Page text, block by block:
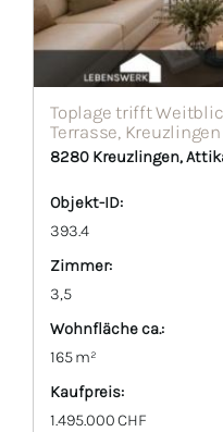
Toplage trifft
Terrasse, Kreuzlingen
8280 Kreuzlingen,
Objekt-ID:
393.4
Zimmer:
3,5
Wohnfläche ca.:
165 m²
Kaufpreis:
1.495.000 CHF